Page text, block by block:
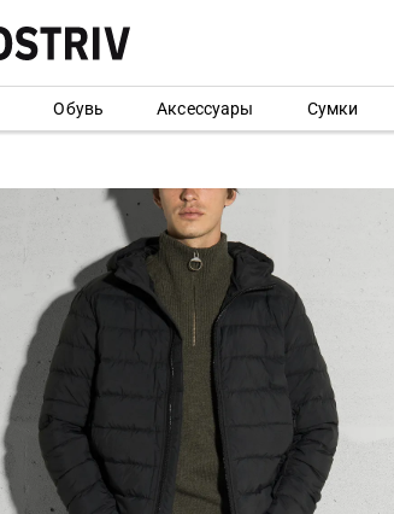
Обувь Аксессуары Сумки